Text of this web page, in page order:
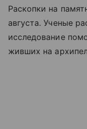
Раскопки на
августа. Ученые
исследование
живших на